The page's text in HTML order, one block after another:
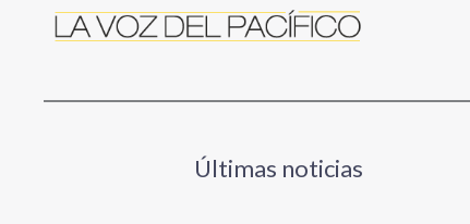
Últimas noticias